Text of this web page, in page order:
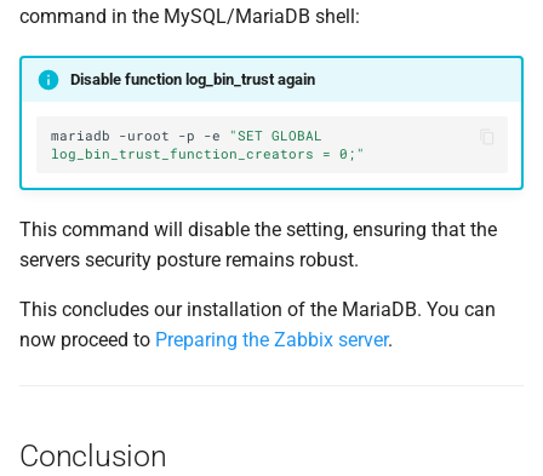
command in the MySQL/MariaDB shell:
Disable function log_bin_trust again
mariadb -uroot -p -e
"SET GLOBAL
log_bin_trust_function_creators = 0;"
This command will disable the setting, ensuring that the
servers security posture remains robust.
This concludes our installation of the MariaDB. You can
now proceed to Preparing the Zabbix server.
Conclusion